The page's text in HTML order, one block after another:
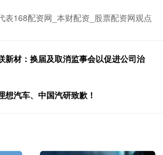
表168配资网_本财配资_股票配资网观点
新材：换届及取消监事会以促进公司治
想汽车、中国汽研致歉！